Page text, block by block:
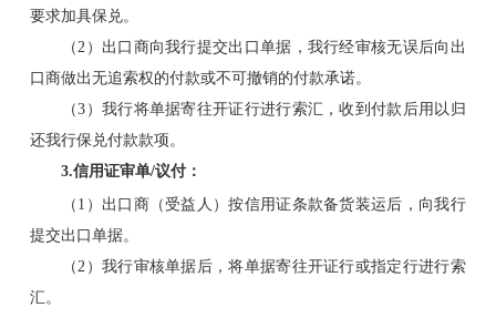
要求加具保兑。
（2）出口商向我行提交出口单据，我行经审核无误后向出
口商做出无追索权的付款或不可撤销的付款承诺。
（3）我行将单据寄往开证行进行索汇，收到付款后用以归
还我行保兑付款款项。
3.信用证审单/议付：
（1）出口商（受益人）按信用证条款备货装运后，向我行
提交出口单据。
（2）我行审核单据后，将单据寄往开证行或指定行进行索
汇。